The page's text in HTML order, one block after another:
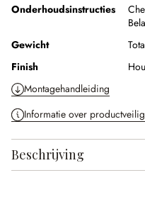
Onderhoudsinstructies
Gewicht
Finish
Montagehandleiding
Informatie over
Beschrijving